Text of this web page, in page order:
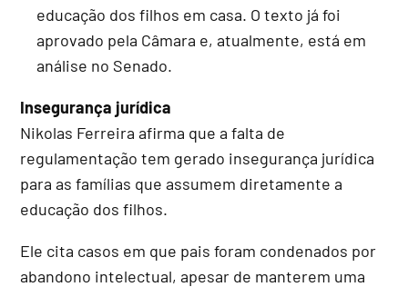
educação dos filhos em casa. O texto já foi
aprovado pela Câmara e, atualmente, está em
análise no Senado.
Insegurança jurídica
Nikolas Ferreira afirma que a falta de
regulamentação tem gerado insegurança jurídica
para as famílias que assumem diretamente a
educação dos filhos.
Ele cita casos em que pais foram condenados por
abandono intelectual, apesar de manterem uma